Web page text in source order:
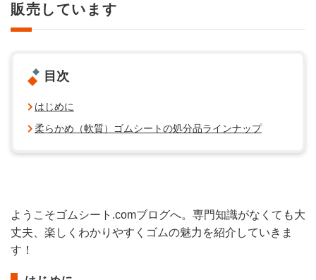
販売しています
目次
はじめに
柔らかめ（軟質）ゴムシートの処分品ラインナップ
ようこそゴムシート.comブログへ。専門知識がなくても大
丈夫、楽しくわかりやすくゴムの魅力を紹介していきま
す！